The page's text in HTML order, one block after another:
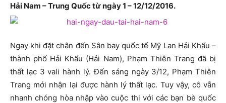
Hải Nam – Trung Quốc từ ngày 1 – 12/12/2016.
Ngay khi đặt chân đến Sân bay quốc tế Mỹ Lan Hải Khẩu –
thành phố Hải Khẩu (Hải Nam), Phạm Thiên Trang đã bị
thất lạc 3 vali hành lý. Đến sáng ngày 3/12, Phạm Thiên
Trang mới nhận lại được hành lý thất lạc. Tuy vậy, cô vẫn
nhanh chóng hòa nhập vào cuộc thi với các bạn bè quốc